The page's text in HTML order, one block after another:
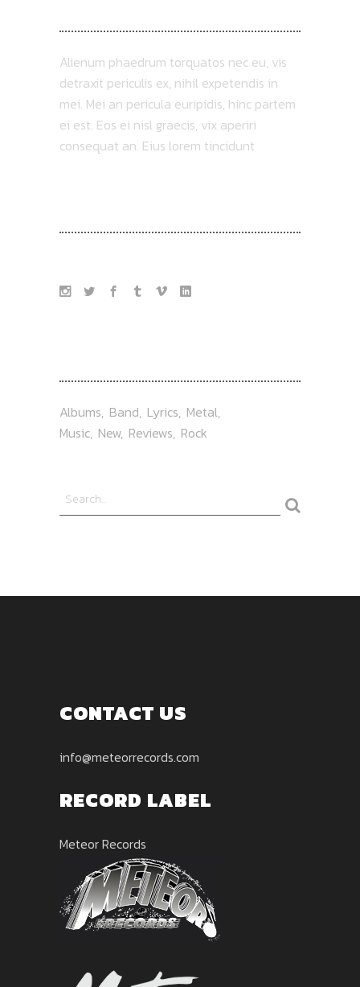
Alienum phaedrum torquatos nec eu, vis
detraxit periculis ex, nihil expetendis in
mei. Mei an pericula euripidis, hinc partem
ei est. Eos ei nisl graecis, vix aperiri
consequat an. Eius lorem tincidunt
Albums Band Lyrics Metal
Music New Reviews Rock
CONTACT US
info@meteorrecords.com
RECORD LABEL
Meteor Records